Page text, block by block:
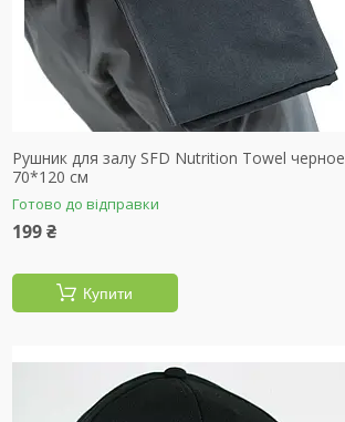
Рушник для залу SFD Nutrition Towel черное
70*120 см
Готово до відправки
199 ₴
Купити